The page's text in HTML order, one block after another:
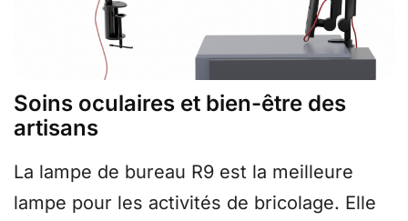
Soins oculaires et bien-être des
artisans
La lampe de bureau R9 est la meilleure
lampe pour les activités de bricolage. Elle